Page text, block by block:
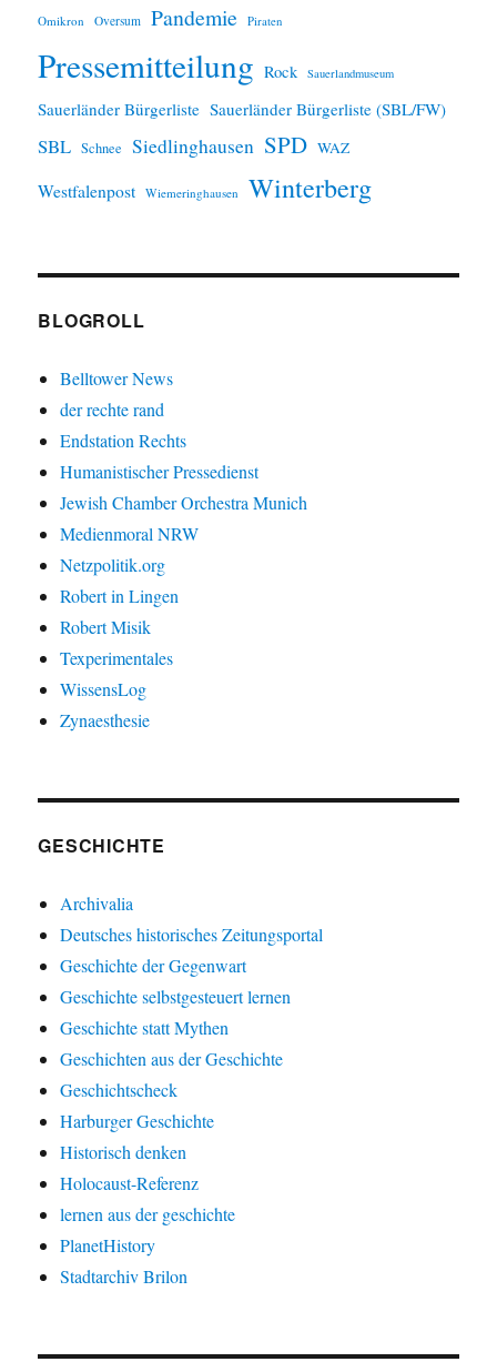
Omikron Oversum Pandemie Piraten
Pressemitteilung Rock Sauerlandmuseum
Sauerländer Bürgerliste Sauerländer Bürgerliste (SBL/FW)
SBL Schnee Siedlinghausen SPD WAZ
Westfalenpost Wiemeringhausen Winterberg
BLOGROLL
Belltower News
der rechte rand
Endstation Rechts
Humanistischer Pressedienst
Jewish Chamber Orchestra Munich
Medienmoral NRW
Netzpolitik.org
Robert in Lingen
Robert Misik
Texperimentales
WissensLog
Zynaesthesie
GESCHICHTE
Archivalia
Deutsches historisches Zeitungsportal
Geschichte der Gegenwart
Geschichte selbstgesteuert lernen
Geschichte statt Mythen
Geschichten aus der Geschichte
Geschichtscheck
Harburger Geschichte
Historisch denken
Holocaust-Referenz
lernen aus der geschichte
PlanetHistory
Stadtarchiv Brilon